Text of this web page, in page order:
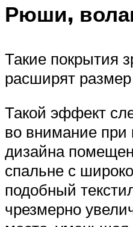
Рюши,
Такие покрытия
расширят размер
Такой эффект
во внимание при
дизайна
спальне с
подобный
чрезмерно